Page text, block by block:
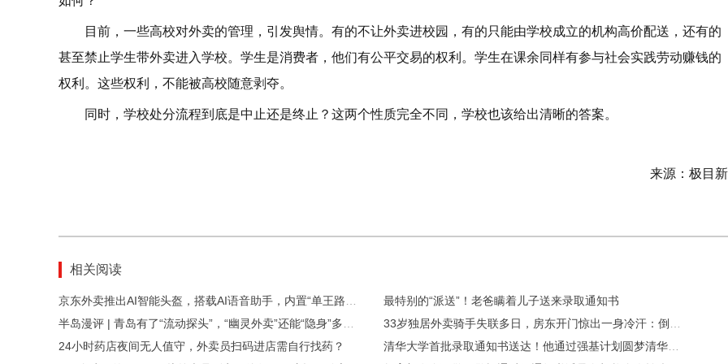
目前，一些高校对外卖的管理，引发舆情。有的不让外卖进校园，有的只能由学校成立的机构高价配送，还有的
甚至禁止学生带外卖进入学校。学生是消费者，他们有公平交易的权利。学生在课余同样有参与社会实践劳动赚钱的
权利。这些权利，不能被高校随意剥夺。
同时，学校处分流程到底是中止还是终止？这两个性质完全不同，学校也该给出清晰的答案。
来源：极目
相关阅读
京东外卖推出AI智能头盔，搭载AI语音助手，内置“单王路线”，将免费发放给全职骑手
最特别的“派送”！老爸瞒着儿子送来录取通知书
半岛漫评 | 青岛有了“流动探头”，“幽灵外卖”还能“隐身”多久？
33岁独居外卖骑手失联多日，房东开门惊出一身冷汗：倒在地上不知躺了多久
24小时药店夜间无人值守，外卖员扫码进店需自行找药？
清华大学首批录取通知书送达！他通过强基计划圆梦清华，不仅学习优秀还多才多艺